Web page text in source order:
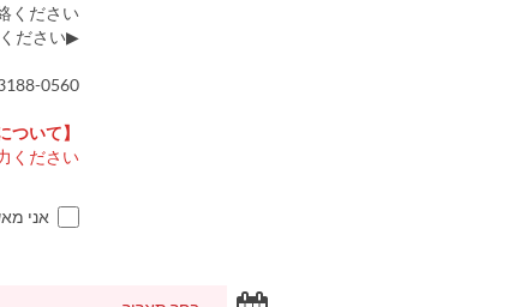
ださい。
▶13人前以上のご注文についてはお電話にてご相談ください。
0560
【お届け日時の入力について】
ださい。
אני